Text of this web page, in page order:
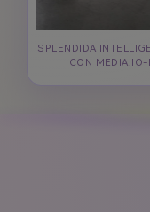
SPLENDIDA
CON MEDIA.IO-